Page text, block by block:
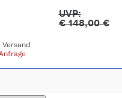
UVP:
€148,00 €
Versand